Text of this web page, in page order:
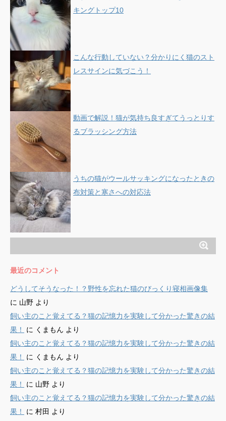
キングトップ10
こんな行動していない？分かりにく猫のスト
レスサインに気づこう！
動画で解説！猫が気持ち良すぎてうっとりす
るブラッシング方法
うちの猫がウールサッキングになったときの
布対策と寒さへの対応法
最近のコメント
どうしてそうなった！？野性を忘れた猫のびっくり寝相画像集
に 山野 より
飼い主のこと覚えてる？猫の記憶力を実験して分かった驚きの結
果！
に くまもん より
飼い主のこと覚えてる？猫の記憶力を実験して分かった驚きの結
果！
に くまもん より
飼い主のこと覚えてる？猫の記憶力を実験して分かった驚きの結
果！
に 山野 より
飼い主のこと覚えてる？猫の記憶力を実験して分かった驚きの結
果！
に 村田 より